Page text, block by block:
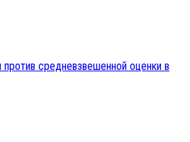
против средневзвешенной оценки в